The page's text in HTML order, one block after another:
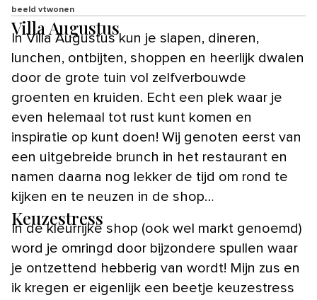
beeld vtwonen
Villa Augustus
lunchen, ontbijten, shoppen en heerlijk dwalen
door de grote tuin vol zelfverbouwde
groenten en kruiden. Echt een plek waar je
even helemaal tot rust kunt komen en
inspiratie op kunt doen! Wij genoten eerst van
een uitgebreide brunch in het restaurant en
namen daarna nog lekker de tijd om rond te
kijken en te neuzen in de shop…
Keuzestress
In de kleurrijke shop (ook wel markt genoemd)
word je omringd door bijzondere spullen waar
je ontzettend hebberig van wordt! Mijn zus en
ik kregen er eigenlijk een beetje keuzestress